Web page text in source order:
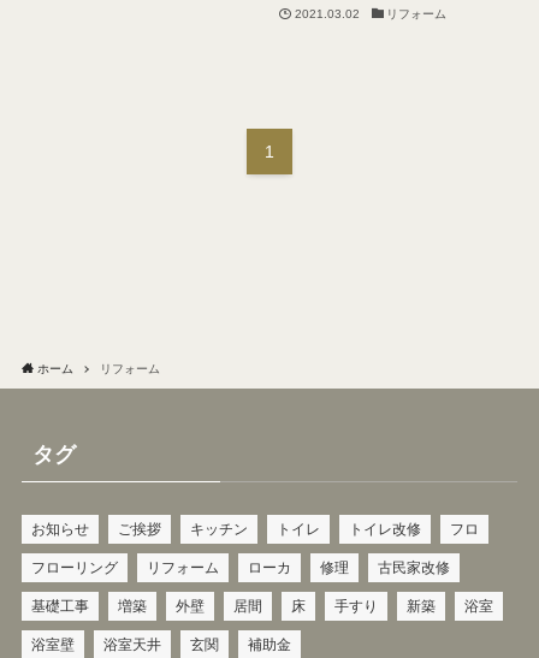
2021.03.02 リフォーム
1
ホーム リフォーム
タグ
お知らせ ご挨拶 キッチン トイレ トイレ改修 フロ
フローリング リフォーム ローカ 修理 古民家改修
基礎工事 増築 外壁 居間 床 手すり 新築 浴室
浴室壁 浴室天井 玄関 補助金